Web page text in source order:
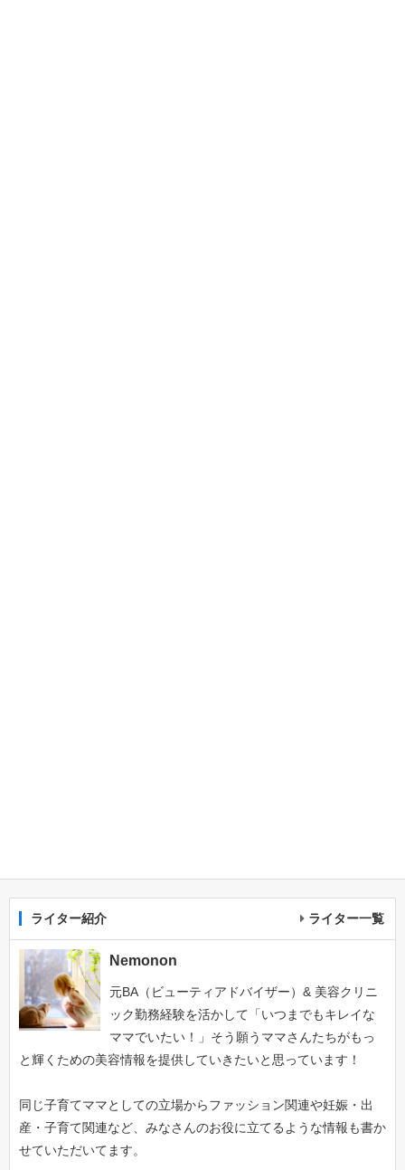
ライター紹介 ライター一覧
Nemonon
元BA（ビューティアドバイザー）& 美容クリニ
ック勤務経験を活かして「いつまでもキレイな
ママでいたい！」そう願うママさんたちがもっ
と輝くための美容情報を提供していきたいと思っています！
同じ子育てママとしての立場からファッション関連や妊娠・出
産・子育て関連など、みなさんのお役に立てるような情報も書か
せていただいてます。